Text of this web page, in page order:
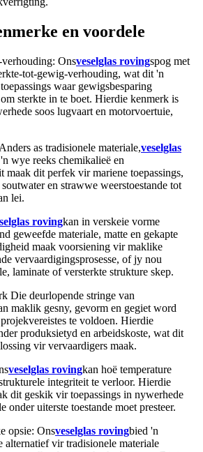
en voordele
Onsveselglas rovingspog met
tot-gewig-verhouding, wat dit 'n
waar gewigsbesparing
sterkte in te boet. Hierdie kenmerk is
soos lugvaart en motorvoertuie,
as tradisionele materiale,veselglas
wye reeks chemikalieë en
dit perfek vir mariene toepassings,
en strawwe weerstoestande tot
lei.
rovingkan in verskeie vorme
geweefde materiale, matte en gekapte
maak voorsiening vir maklike
vervaardigingsprosesse, of jy nou
laminate of versterkte strukture skep.
Die deurlopende stringe van
maklik gesny, gevorm en gegiet word
te voldoen. Hierdie
produksietyd en arbeidskoste, wat dit
vir vervaardigers maak.
veselglas rovingkan hoë temperature
integriteit te verloor. Hierdie
dit geskik vir toepassings in nywerhede
onder uiterste toestande moet presteer.
opsie: Onsveselglas rovingbied 'n
vir tradisionele materiale